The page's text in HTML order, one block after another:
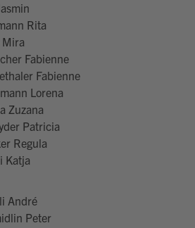
Rita
Mira
Fabienne
Fabienne
Lorena
Zuzana
Patricia
Regula
Katja
André
Peter